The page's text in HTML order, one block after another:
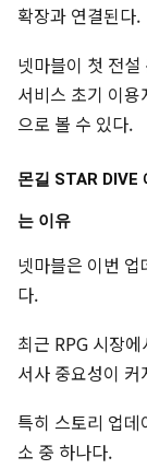
확장과 연결된다.
넷마블이 첫 전
서비스 초기 이
으로 볼 수 있다.
몬길 STAR DIVE
는 이유
넷마블은 이번
다.
최근 RPG 시장
서사 중요성이
특히 스토리 업
소 중 하나다.